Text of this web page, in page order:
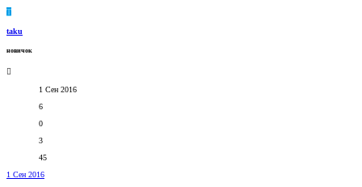
T
taku
новичок
1 Сен 2016
6
0
3
45
1 Сен 2016